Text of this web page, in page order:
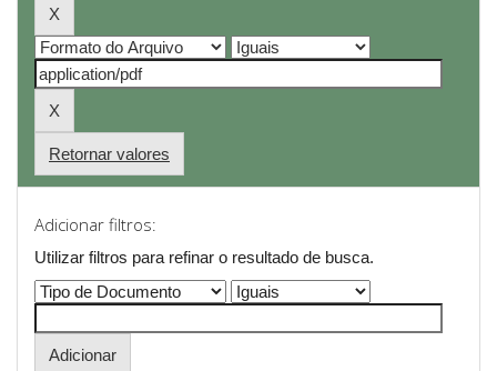
Retornar valores
Adicionar filtros:
Utilizar filtros para refinar o resultado de busca.